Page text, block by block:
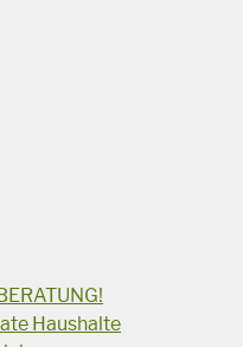
Haushalte